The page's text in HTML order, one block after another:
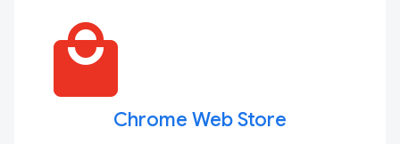
local_mall
Chrome Web Store